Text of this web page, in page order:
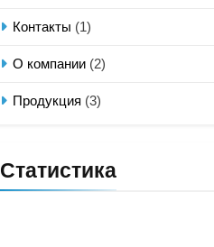
Контакты (1)
О компании (2)
Продукция (3)
Статистика